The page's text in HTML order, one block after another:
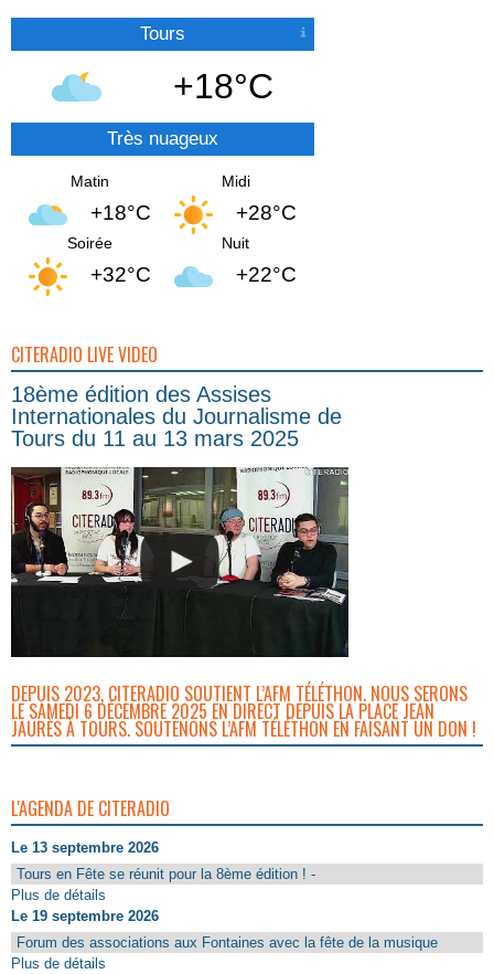
Tours
+18°C
Très nuageux
Matin
+18°C
Midi
+28°C
Soirée
+32°C
Nuit
+22°C
CITERADIO LIVE VIDEO
18ème édition des Assises
Internationales du Journalisme de
Tours du 11 au 13 mars 2025
DEPUIS 2023, CITERADIO SOUTIENT L’AFM TÉLÉTHON. NOUS SERONS
LE SAMEDI 6 DÉCEMBRE 2025 EN DIRECT DEPUIS LA PLACE JEAN
JAURÈS À TOURS. SOUTENONS L’AFM TÉLÉTHON EN FAISANT UN DON !
L'AGENDA DE CITERADIO
Le 13 septembre 2026
Tours en Fête se réunit pour la 8ème édition ! -
Plus de détails
Le 19 septembre 2026
Forum des associations aux Fontaines avec la fête de la musique
Plus de détails